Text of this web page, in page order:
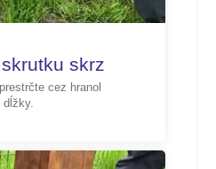
skrz
cez hranol
dĺžky.